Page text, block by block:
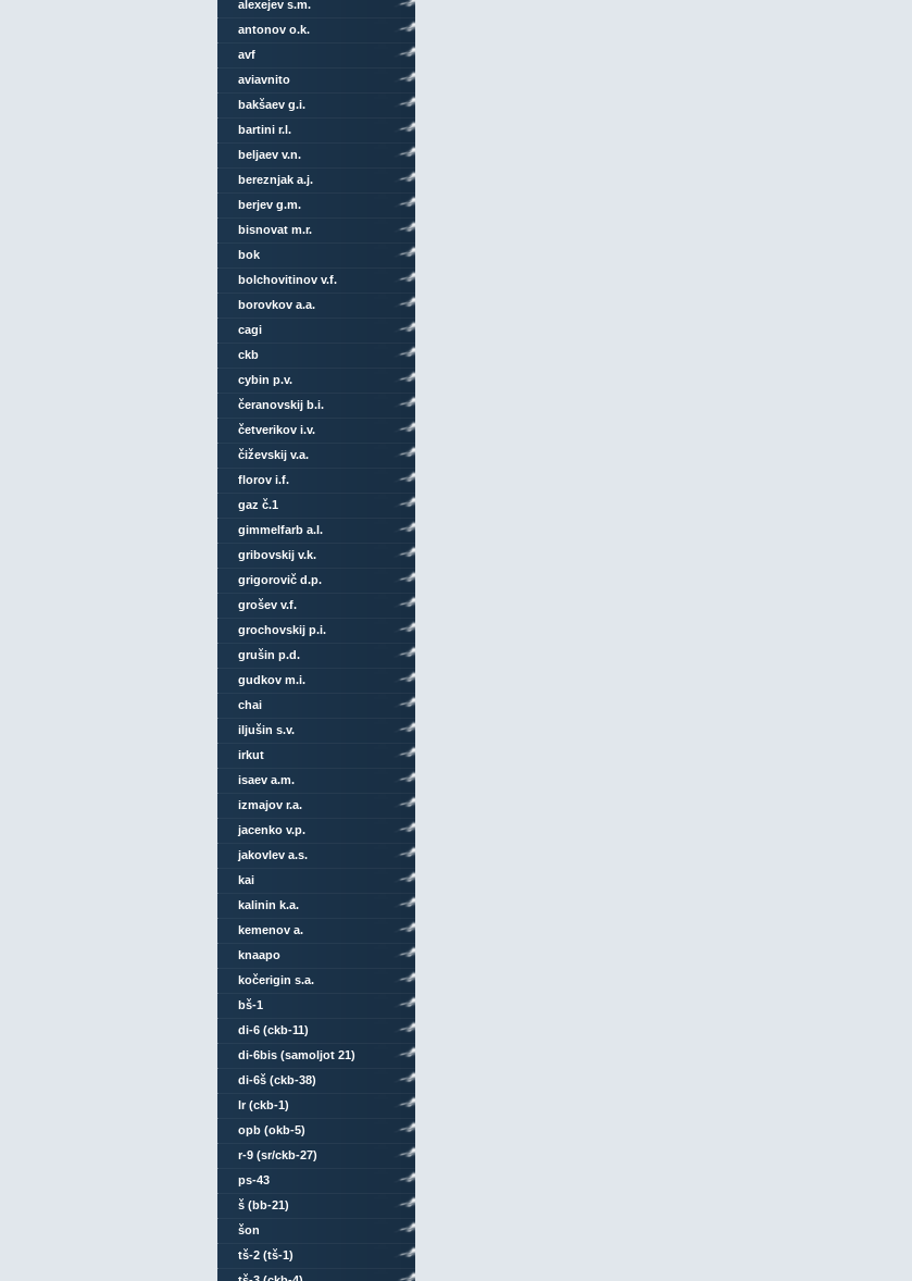
alexejev s.m.
antonov o.k.
avf
aviavnito
bakšaev g.i.
bartini r.l.
beljaev v.n.
bereznjak a.j.
berjev g.m.
bisnovat m.r.
bok
bolchovitinov v.f.
borovkov a.a.
cagi
ckb
cybin p.v.
čeranovskij b.i.
četverikov i.v.
čiževskij v.a.
florov i.f.
gaz č.1
gimmelfarb a.l.
gribovskij v.k.
grigorovič d.p.
grošev v.f.
grochovskij p.i.
grušin p.d.
gudkov m.i.
chai
iljušin s.v.
irkut
isaev a.m.
izmajov r.a.
jacenko v.p.
jakovlev a.s.
kai
kalinin k.a.
kemenov a.
knaapo
kočerigin s.a.
bš-1
di-6 (ckb-11)
di-6bis (samoljot 21)
di-6š (ckb-38)
lr (ckb-1)
opb (okb-5)
r-9 (sr/ckb-27)
ps-43
š (bb-21)
šon
tš-2 (tš-1)